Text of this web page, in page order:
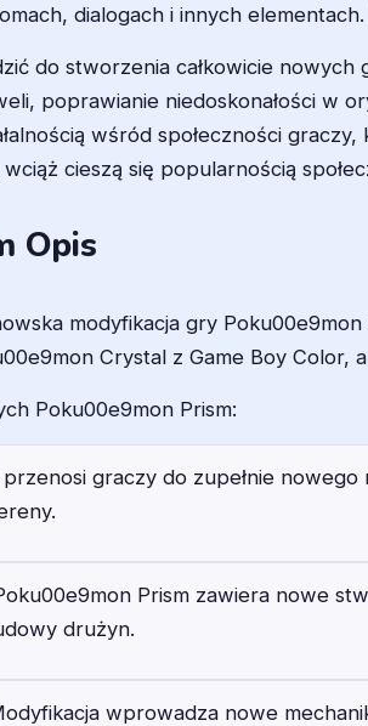
dialogach i innych
do stworzenia całkowicie
poprawianie niedoskonałości w
wśród społeczności
cieszą się popularnością
Opis
modyfikacja gry
Crystal z Game Boy
Poku00e9mon Prism:
przenosi graczy do zupełnie
Prism zawiera nowe
drużyn.
wprowadza nowe